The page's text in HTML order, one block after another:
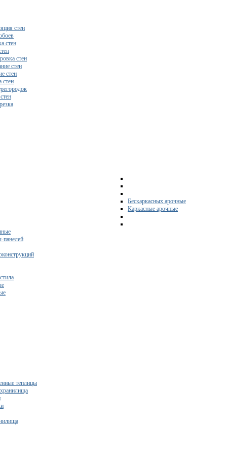
стен
стен
стен
стен
стен
стен
Бескаркасных арочные
Каркасные арочные
панелей
теплицы
расчет сметы исходя из вашего бюджета!